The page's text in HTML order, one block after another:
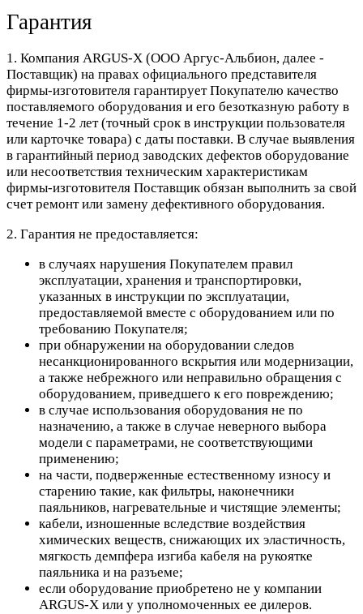
Гарантия
1. Компания ARGUS-X (ООО Аргус-Альбион, далее -
Поставщик) на правах официального представителя
фирмы-изготовителя гарантирует Покупателю качество
поставляемого оборудования и его безотказную работу в
течение 1-2 лет (точный срок в инструкции пользователя
или карточке товара) с даты поставки. В случае выявления
в гарантийный период заводских дефектов оборудование
или несоответствия техническим характеристикам
фирмы-изготовителя Поставщик обязан выполнить за свой
счет ремонт или замену дефективного оборудования.
2. Гарантия не предоставляется:
в случаях нарушения Покупателем правил
эксплуатации, хранения и транспортировки,
указанных в инструкции по эксплуатации,
предоставляемой вместе с оборудованием или по
требованию Покупателя;
при обнаружении на оборудовании следов
несанкционированного вскрытия или модернизации,
а также небрежного или неправильно обращения с
оборудованием, приведшего к его повреждению;
в случае использования оборудования не по
назначению, а также в случае неверного выбора
модели с параметрами, не соответствующими
применению;
на части, подверженные естественному износу и
старению такие, как фильтры, наконечники
паяльников, нагревательные и чистящие элементы;
кабели, изношенные вследствие воздействия
химических веществ, снижающих их эластичность,
мягкость демпфера изгиба кабеля на рукоятке
паяльника и на разъеме;
если оборудование приобретено не у компании
ARGUS-X или у уполномоченных ее дилеров.